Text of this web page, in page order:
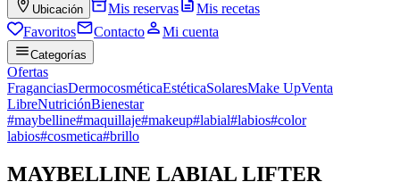
Ubicación Mis reservas
Mis recetas
Favoritos
Contacto Mi cuenta
Categorías
Ofertas
FraganciasDermocosméticaEstéticaSolaresMake UpVenta
LibreNutriciónBienestar
#maybelline#maquillaje#makeup#labial#labios#color
labios#cosmetica#brillo
MAYBELLINE LABIAL LIFTER